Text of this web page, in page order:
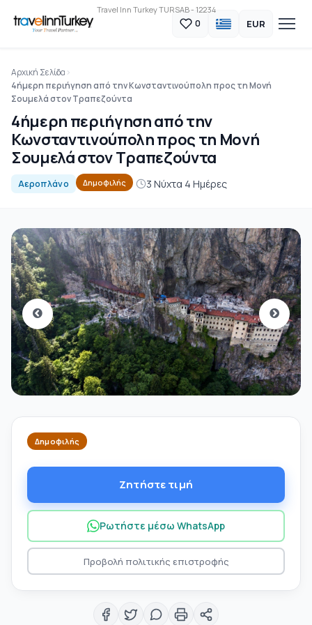
Travel Inn Turkey TURSAB - 12234
0 EUR
Αρχική Σελίδα
4ήμερη περιήγηση από την Κωνσταντινούπολη προς τη Μονή
Σουμελά στον Τραπεζούντα
4ήμερη περιήγηση από την
Κωνσταντινούπολη προς τη Μονή
Σουμελά στον Τραπεζούντα
Αεροπλάνο Δημοφιλής 3 Νύχτα 4 Ημέρες
Δημοφιλής
Ζητήστε τιμή
Ρωτήστε μέσω WhatsApp
Προβολή πολιτικής επιστροφής